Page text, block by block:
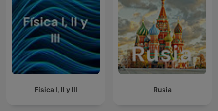
Física I, II y III Rusia